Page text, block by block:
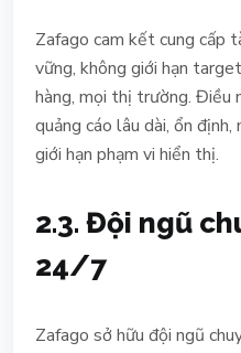
Zafago cam kết cung cấp
vững, không giới hạn
hàng, mọi thị trường. Điều
quảng cáo lâu dài, ổn
giới hạn phạm vi hiển thị.
2.3. Đội ngũ
24/7
Zafago sở hữu đội ngũ